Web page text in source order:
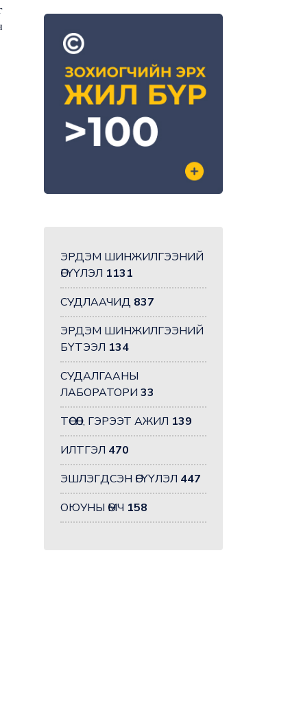
ЭРДЭМ ШИНЖИЛГЭЭНИЙ
ӨГҮҮЛЭЛ 1131
СУДЛААЧИД 837
ЭРДЭМ ШИНЖИЛГЭЭНИЙ
БҮТЭЭЛ 134
СУДАЛГААНЫ
ЛАБОРАТОРИ 33
ТӨСӨЛ, ГЭРЭЭТ АЖИЛ 139
ИЛТГЭЛ 470
ЭШЛЭГДСЭН ӨГҮҮЛЭЛ 447
ОЮУНЫ ӨМЧ 158